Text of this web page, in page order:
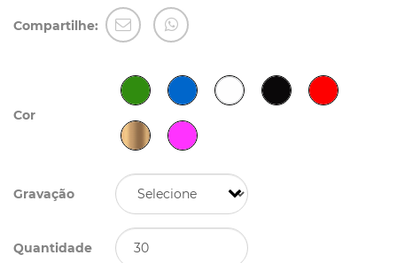
Compartilhe:
Cor
Gravação
Quantidade